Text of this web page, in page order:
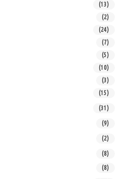
(13)
(2)
(24)
(7)
(5)
(10)
(3)
(15)
(31)
(9)
(2)
(8)
(8)